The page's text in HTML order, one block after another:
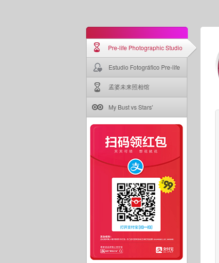
Pre-life Photographic Studio
Estudio Fotográfico Pre-life
孟婆未来照相馆
My Bust vs Stars'